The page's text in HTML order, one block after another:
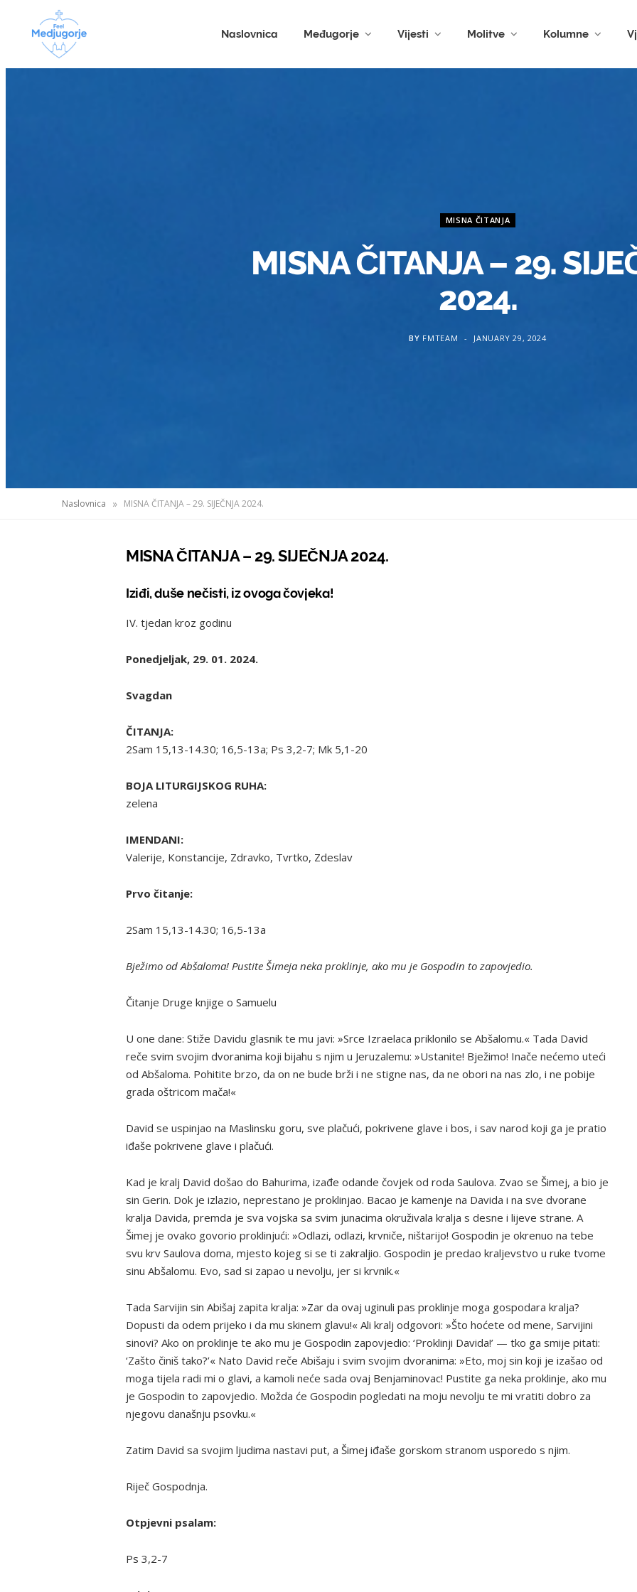
Naslovnica Međugorje Vijesti Molitve Kolumne
MISNA ČITANJA
MISNA ČITANJA – 29.
2024.
BY FMTEAM JANUARY 29, 2024
Naslovnica » MISNA ČITANJA – 29. SIJEČNJA 2024.
MISNA ČITANJA – 29. SIJEČNJA 2024.
Iziđi, duše nečisti, iz ovoga čovjeka!
IV. tjedan kroz godinu
Ponedjeljak, 29. 01. 2024.
Svagdan
ČITANJA:
2Sam 15,13-14.30; 16,5-13a; Ps 3,2-7; Mk 5,1-20
BOJA LITURGIJSKOG RUHA:
zelena
IMENDANI:
Valerije, Konstancije, Zdravko, Tvrtko, Zdeslav
Prvo čitanje:
2Sam 15,13-14.30; 16,5-13a
Bježimo od Abšaloma! Pustite Šimeja neka proklinje, ako mu je Gospodin to zapovjedio.
Čitanje Druge knjige o Samuelu
U one dane: Stiže Davidu glasnik te mu javi: »Srce Izraelaca priklonilo se Abšalomu.« Tada David
reče svim svojim dvoranima koji bijahu s njim u Jeruzalemu: »Ustanite! Bježimo! Inače nećemo uteći
od Abšaloma. Pohitite brzo, da on ne bude brži i ne stigne nas, da ne obori na nas zlo, i ne pobije
grada oštricom mača!«
David se uspinjao na Maslinsku goru, sve plačući, pokrivene glave i bos, i sav narod koji ga je pratio
iđaše pokrivene glave i plačući.
Kad je kralj David došao do Bahurima, izađe odande čovjek od roda Saulova. Zvao se Šimej, a bio je
sin Gerin. Dok je izlazio, neprestano je proklinjao. Bacao je kamenje na Davida i na sve dvorane
kralja Davida, premda je sva vojska sa svim junacima okruživala kralja s desne i lijeve strane. A
Šimej je ovako govorio proklinjući: »Odlazi, odlazi, krvniče, ništarijo! Gospodin je okrenuo na tebe
svu krv Saulova doma, mjesto kojeg si se ti zakraljio. Gospodin je predao kraljevstvo u ruke tvome
sinu Abšalomu. Evo, sad si zapao u nevolju, jer si krvnik.«
Tada Sarvijin sin Abišaj zapita kralja: »Zar da ovaj uginuli pas proklinje moga gospodara kralja?
Dopusti da odem prijeko i da mu skinem glavu!« Ali kralj odgovori: »Što hoćete od mene, Sarvijini
sinovi? Ako on proklinje te ako mu je Gospodin zapovjedio: ‘Proklinji Davida!’ — tko ga smije pitati:
‘Zašto činiš tako?’« Nato David reče Abišaju i svim svojim dvoranima: »Eto, moj sin koji je izašao od
moga tijela radi mi o glavi, a kamoli neće sada ovaj Benjaminovac! Pustite ga neka proklinje, ako mu
je Gospodin to zapovjedio. Možda će Gospodin pogledati na moju nevolju te mi vratiti dobro za
njegovu današnju psovku.«
Zatim David sa svojim ljudima nastavi put, a Šimej iđaše gorskom stranom usporedo s njim.
Riječ Gospodnja.
Otpjevni psalam:
Ps 3,2-7